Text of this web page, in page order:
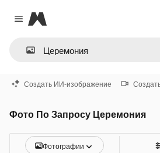
Close menu
Magnific
Создать ИИ-изображение
Фото По Запросу Церемония
Фотографии